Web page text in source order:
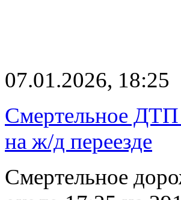
07.01.2026, 18:25
Смертельное ДТП
на ж/д переезде
Смертельное